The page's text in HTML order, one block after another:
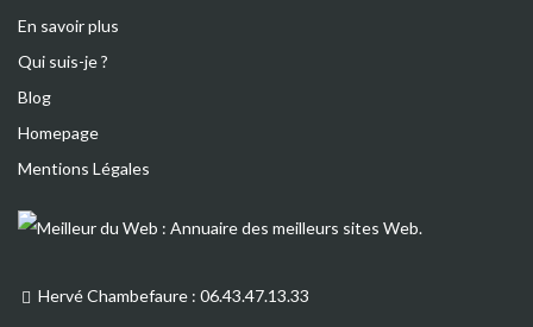
En savoir plus
Qui suis-je ?
Blog
Homepage
Mentions Légales
Hervé Chambefaure : 06.43.47.13.33